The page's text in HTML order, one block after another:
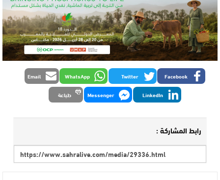
Facebook
Twitter
WhatsApp
Email
LinkedIn
Messenger طباعة
رابط المشاركة :